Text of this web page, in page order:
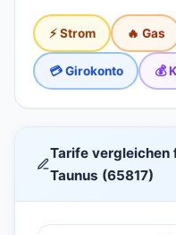
⚡ Strom 🔥 Gas
💳 Girokonto 💰
Tarife vergleichen
Taunus (65817)